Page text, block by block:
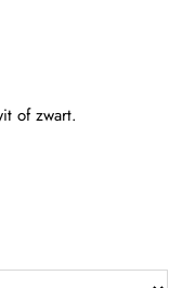
of zwart.